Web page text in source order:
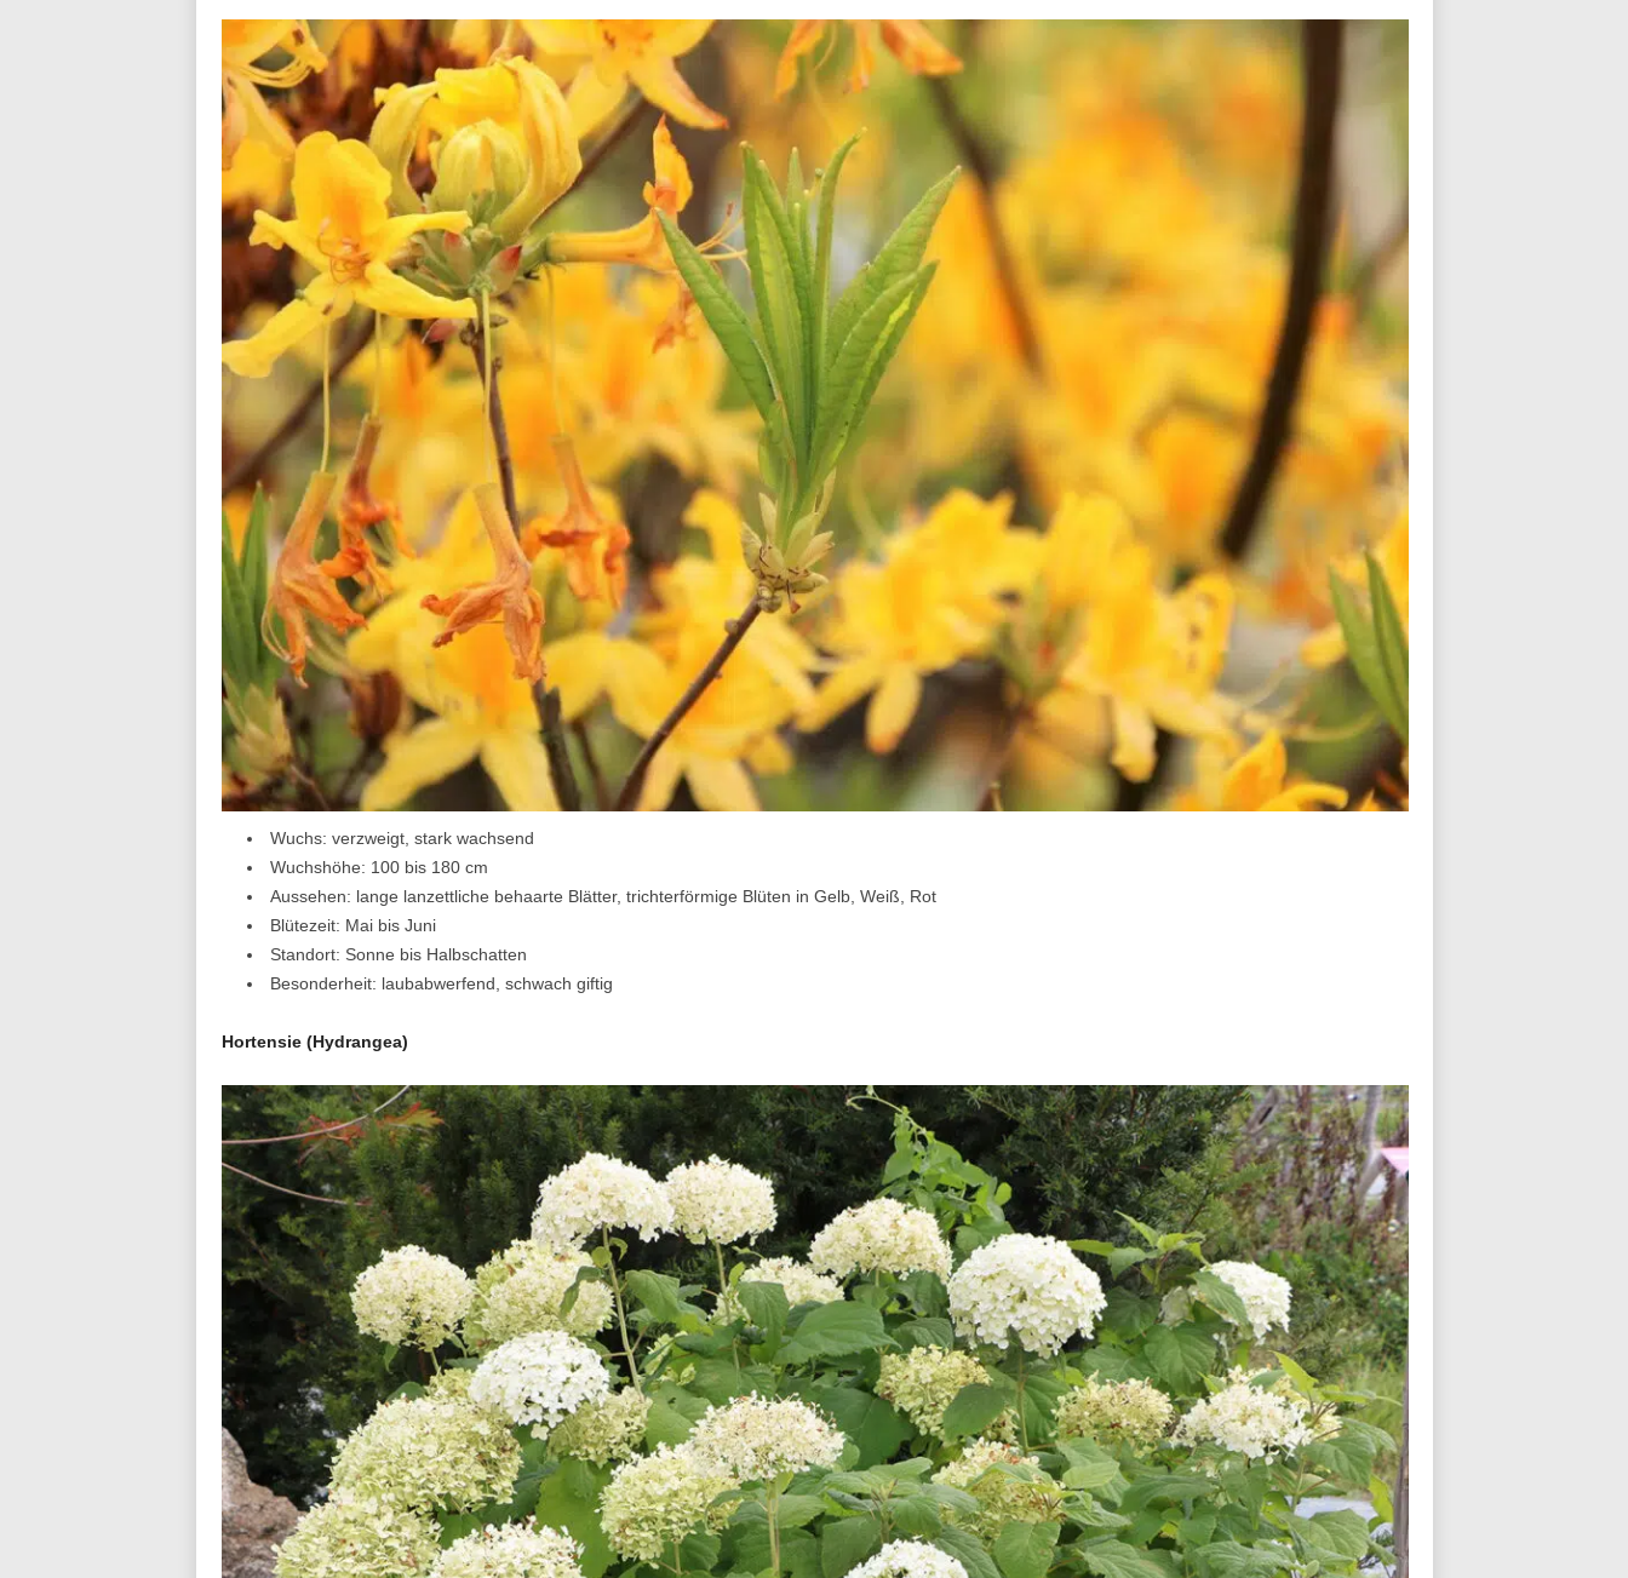
Wuchs: verzweigt, stark wachsend
Wuchshöhe: 100 bis 180 cm
Aussehen: lange lanzettliche behaarte Blätter, trichterförmige Blüten in Gelb, Weiß, Rot
Blütezeit: Mai bis Juni
Standort: Sonne bis Halbschatten
Besonderheit: laubabwerfend, schwach giftig
Hortensie (Hydrangea)